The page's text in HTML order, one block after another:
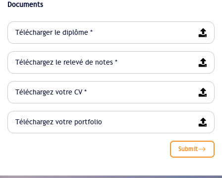
Documents
Télécharger le diplôme *
Téléchargez le relevé de notes *
Téléchargez votre CV *
Téléchargez votre portfolio
Submit